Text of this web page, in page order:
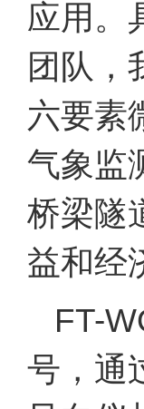
应用。
团队，
六要素
气象监
桥梁隧
益和经
FT-
号，通